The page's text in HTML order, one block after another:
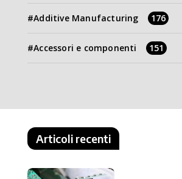
Additive Manufacturing 176
Accessori e componenti 151
Articoli recenti